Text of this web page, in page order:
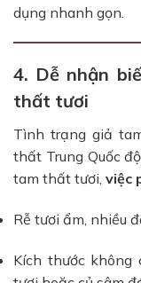
dụng nhanh gọn.
4. Dễ nhận
thất tươi
Tình trạng giả
thất Trung Quốc
tam thất tươi, việc
Rễ tươi ẩm, nhiều
Kích thước